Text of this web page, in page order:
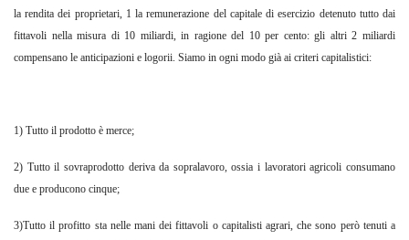
la rendita dei proprietari, 1 la remunerazione del capitale di esercizio detenuto tutto dai
fittavoli nella misura di 10 miliardi, in ragione del 10 per cento: gli altri 2 miliardi
compensano le anticipazioni e logorii. Siamo in ogni modo già ai criteri capitalistici:
1) Tutto il prodotto è merce;
2) Tutto il sovraprodotto deriva da sopralavoro, ossia i lavoratori agricoli consumano
due e producono cinque;
3)Tutto il profitto sta nelle mani dei fittavoli o capitalisti agrari, che sono però tenuti a